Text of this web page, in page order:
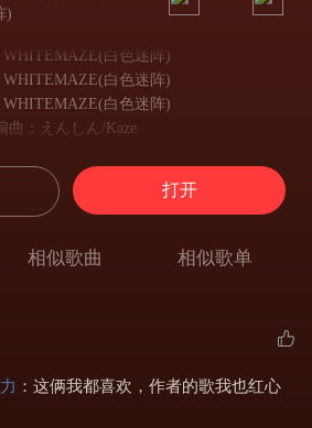
)
WHITEMAZE(白色迷阵)
WHITEMAZE(白色迷阵)
WHITEMAZE(白色迷阵)
曲：えんしん/Kaze
作词：えんしん
：衣秋实（Aki）
伴唱：YuMeng Guo
鼓：横山健
早上起来脸都没洗
打开
相似歌曲 相似歌单
： 这俩我都喜欢，作者的歌我也红心